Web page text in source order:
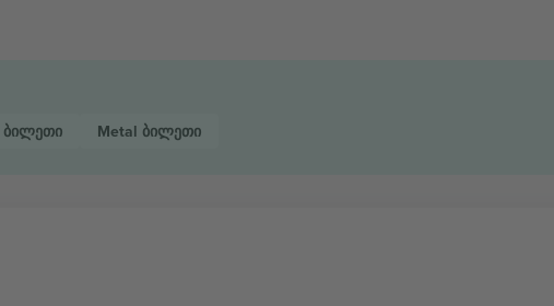
ბილეთი Metal ბილეთი